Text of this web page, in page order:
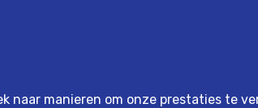
naar manieren om onze prestaties te